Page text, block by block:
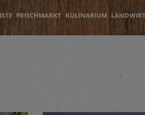
FRISCHMARKT KULINARIUM